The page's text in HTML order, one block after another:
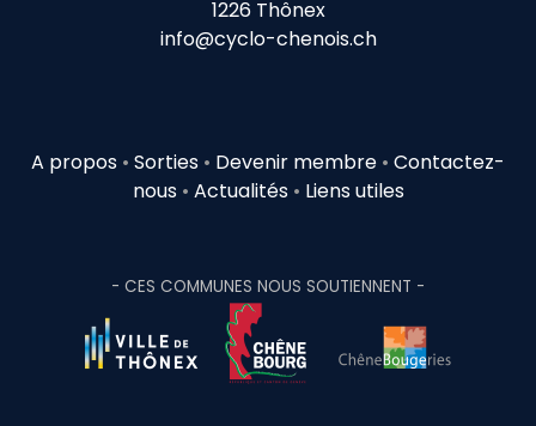
1226 Thônex
info@cyclo-chenois.ch
A propos • Sorties • Devenir membre • Contactez-
nous• Actualités• Liens utiles
- CES COMMUNES NOUS SOUTIENNENT -